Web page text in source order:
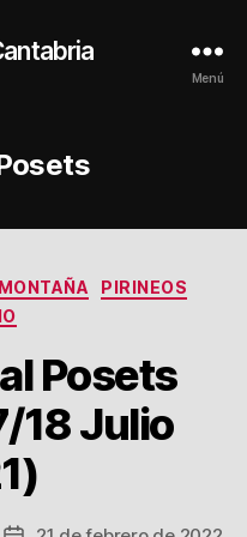
Menú
MONTAÑA
PIRINEOS
Posets
18 Julio